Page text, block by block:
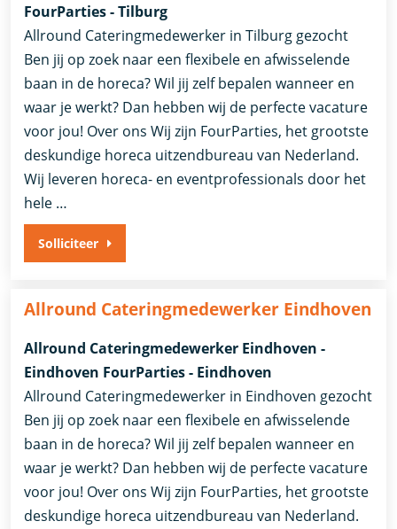
FourParties - Tilburg
Allround Cateringmedewerker in Tilburg gezocht
Ben jij op zoek naar een flexibele en afwisselende
baan in de horeca? Wil jij zelf bepalen wanneer en
waar je werkt? Dan hebben wij de perfecte vacature
voor jou! Over ons Wij zijn FourParties, het grootste
deskundige horeca uitzendbureau van Nederland.
Wij leveren horeca- en eventprofessionals door het
hele …
Solliciteer
Allround Cateringmedewerker Eindhoven
Allround Cateringmedewerker Eindhoven -
Eindhoven FourParties - Eindhoven
Allround Cateringmedewerker in Eindhoven gezocht
Ben jij op zoek naar een flexibele en afwisselende
baan in de horeca? Wil jij zelf bepalen wanneer en
waar je werkt? Dan hebben wij de perfecte vacature
voor jou! Over ons Wij zijn FourParties, het grootste
deskundige horeca uitzendbureau van Nederland.